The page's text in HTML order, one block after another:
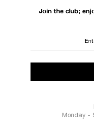
Join the club;
Monday -